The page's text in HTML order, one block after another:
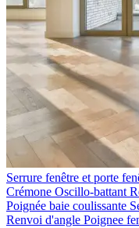
Serrure fenêtre et porte
Crémone Oscillo-battant
Poignée baie coulissante
Renvoi d'angle Poignee